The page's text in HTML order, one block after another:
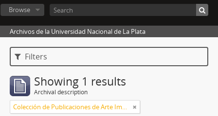
Browse
Archivos de la Universidad Nacional de La Plata
Filters
Showing 1 results
Archival description
Colección de Publicaciones de Arte Impreso